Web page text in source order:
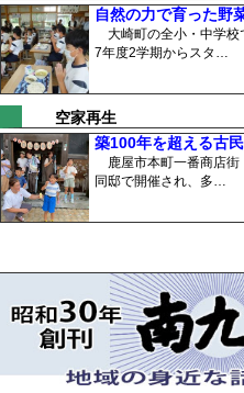
自然の力で育った野
大崎町の全小・中学校
7年度2学期からスタ…
空家再生
築100年を超える古
鹿屋市本町一番商店街
同邸で開催され、多…